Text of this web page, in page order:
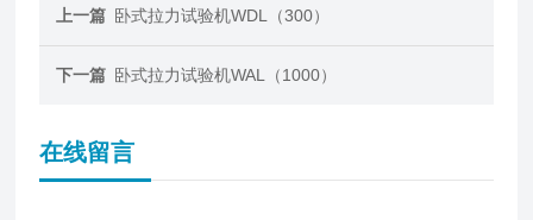
上一篇 卧式拉力试验机WDL（300）
下一篇 卧式拉力试验机WAL（1000）
在线留言